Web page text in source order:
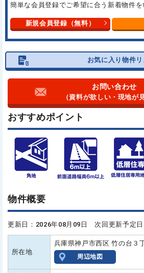
簡単な会員登録でご希望に合う 新着物件を
新規会員登録（無料）
お気に入り物件リ
お問い合わせ
（資料が欲しい・現地が
おすすめポイント
物件概要
更新日：2026年08月09日 次回更新予定日
所在地
兵庫県神戸市西区 竹の台３
周辺地図